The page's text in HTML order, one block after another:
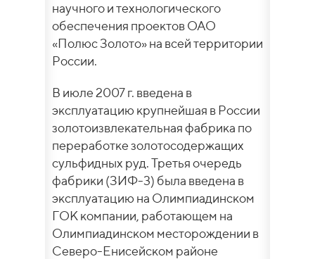
научного и технологического
обеспечения проектов ОАО
«Полюс Золото» на всей территории
России.
В июле 2007 г. введена в
эксплуатацию крупнейшая в России
золотоизвлекательная фабрика по
переработке золотосодержащих
сульфидных руд. Третья очередь
фабрики (ЗИФ-3) была введена в
эксплуатацию на Олимпиадинском
ГОК компании, работающем на
Олимпиадинском месторождении в
Северо-Енисейском районе